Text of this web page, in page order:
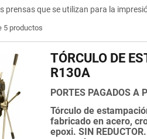
prensas que se utilizan para la
5 productos
TÓRCULO DE
R130A
PORTES PAGADOS A
Tórculo de
fabricado en acero,
epoxi. SIN